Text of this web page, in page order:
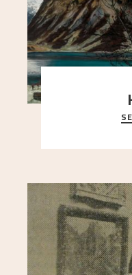
Et ruvende fjell
sterk kontrast til